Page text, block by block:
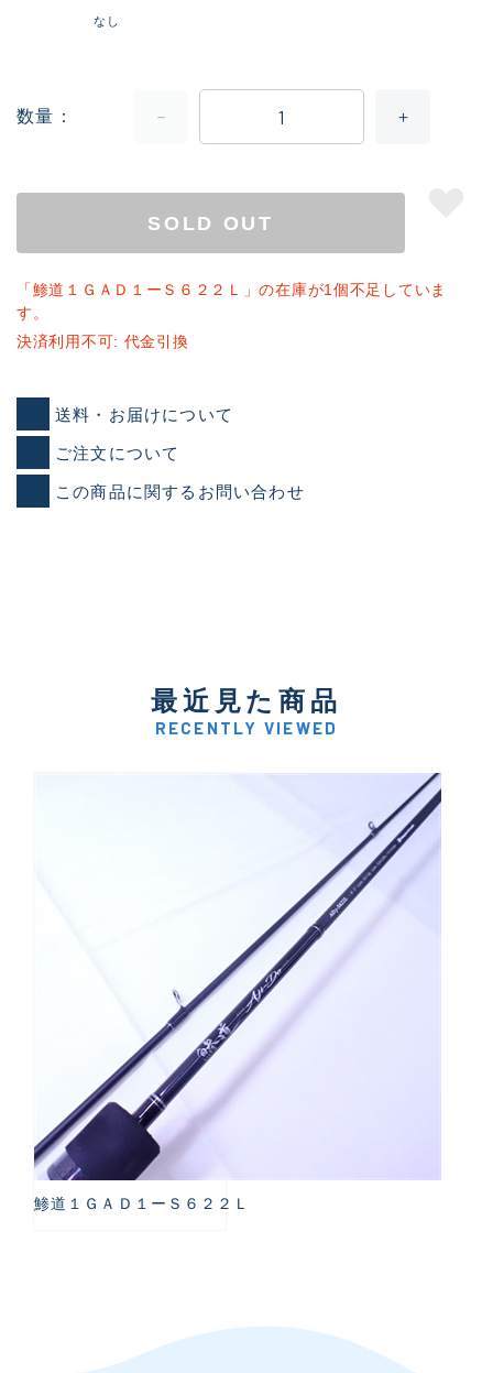
なし
数量
SOLD OUT
「鯵道１ＧＡＤ１ーＳ６２２Ｌ」の在庫が1個不足していま
す。
決済利用不可: 代金引換
送料・お届けについて
ご注文について
この商品に関するお問い合わせ
最近見た商品
RECENTLY VIEWED
鯵道１ＧＡＤ１ーＳ６２２Ｌ